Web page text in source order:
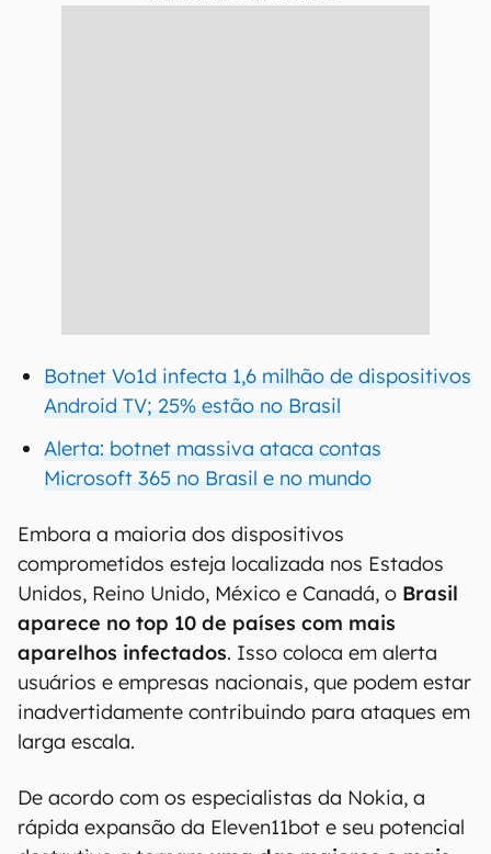
Botnet Vo1d infecta 1,6 milhão de dispositivos
Android TV; 25% estão no Brasil
Alerta: botnet massiva ataca contas
Microsoft 365 no Brasil e no mundo
Embora a maioria dos dispositivos
comprometidos esteja localizada nos Estados
Unidos, Reino Unido, México e Canadá, o Brasil
aparece no top 10 de países com mais
aparelhos infectados. Isso coloca em alerta
usuários e empresas nacionais, que podem estar
inadvertidamente contribuindo para ataques em
larga escala.
De acordo com os especialistas da Nokia, a
rápida expansão da Eleven11bot e seu potencial